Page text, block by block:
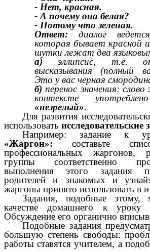
- Нет, красная.
- А почему она белая?
- Потому что зеленая.
Ответ: диалог
которая бывает красной
шутки лежат два
а)эллипсис, т.е.
высказывания (полный
Это у вас черная
б) перенос значения: слово
контексте
«незрелый».
Для развития
использовать исследовательские
Например: задание к
«Жаргон»: составьте
профессиональных жаргонов,
группы соответственно
выполнения этого задания
родителей и знакомых и
жаргоны принято использовать в
Задания, подобные
качестве домашнего к уроку
Обсуждение его органично
Подобные задания
большую степень свободы:
работы ставятся учителем, а